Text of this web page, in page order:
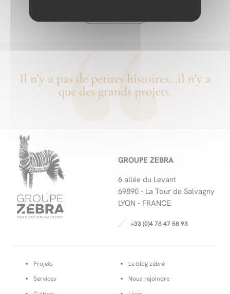
Il n’y a pas de petites histoires…il n’y a
que des grands projets.
GROUPE ZEBRA
6 allée du Levant
69890 - La Tour de Salvagny
LYON - FRANCE
+33 (0)4 78 47 58 93
Projets
Services
Le blog zébré
Nous rejoindre